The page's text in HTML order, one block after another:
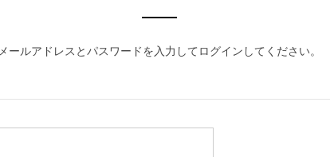
メールアドレスとパスワードを入力してログインしてください。